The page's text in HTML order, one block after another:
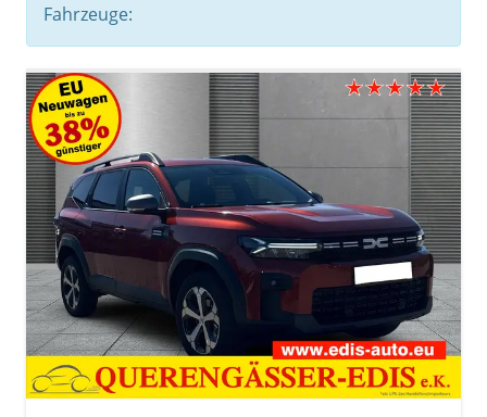
Fahrzeuge: